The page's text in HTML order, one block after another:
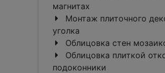
магнитах
Монтаж плиточного
уголка
Облицовка стен
Облицовка плиткой
подоконники